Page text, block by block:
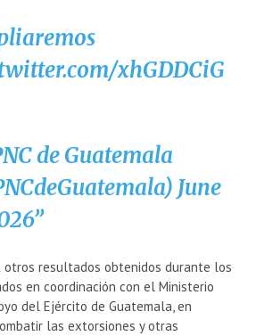
xhGDDCiG
de Guatemala
June
otros resultados obtenidos durante los
en coordinación con el Ministerio
del Ejército de Guatemala, en
las extorsiones y otras